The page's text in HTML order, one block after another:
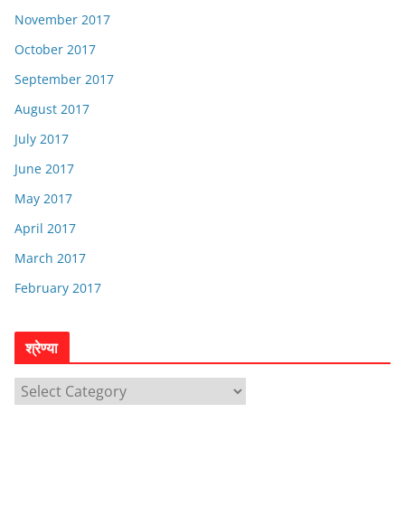
November 2017
October 2017
September 2017
August 2017
July 2017
June 2017
May 2017
April 2017
March 2017
February 2017
श्रेण्या
श्रे
ण्या